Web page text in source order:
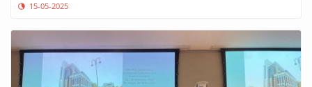
15-05-2025